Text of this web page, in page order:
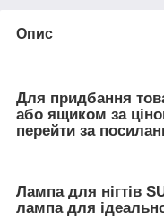
Опис
Для придбання
або ящиком за
перейти за
Лампа для нігтів
лампа для